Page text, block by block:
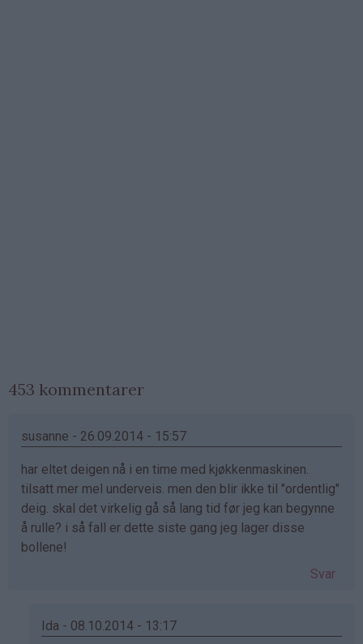
453 kommentarer
susanne - 26.09.2014 - 15:57
har eltet deigen nå i en time med kjøkkenmaskinen.
tilsatt mer mel underveis. men den blir ikke til "ordentlig"
deig. skal det virkelig gå så lang tid før jeg kan begynne
å rulle? i så fall er dette siste gang jeg lager disse
bollene!
Svar
Ida - 08.10.2014 - 13:17